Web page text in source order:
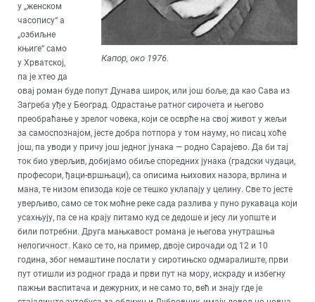
Капор, око 1976.
у „женском
часопису“ а
„озбиљне
књиге“ само
у Хрватској,
па је хтео да
овај роман буде попут Дунава широк, или још боље, да као Сава из
Загреба уђе у Београд. Одрастање ратног сирочета и његово
преобраћање у зрелог човека, који се осврће на свој живот у жељи
за самоспознајом, јесте добра потпора у том науму, но писац хоће
још, па уводи у причу још једног јунака — родно Сарајево. Да би тај
ток био уверљив, добијамо обиље споредних јунака (градски чудаци,
професори, ђаци-вршњаци), са описима њихових назора, врлина и
мана, те низом епизода које се тешко уклапају у целину. Све то јесте
уверљиво, само се ток моћне реке сада разлива у пуно рукаваца који
усахњују, па се на крају питамо куд се дедоше и јесу ли уопште и
били потребни. Друга мањкавост романа је његова унутрашња
нелогичност. Како се то, на пример, двоје сирочади од 12 и 10
година, због немаштине послати у сиротињско одмаралиште, први
пут отишли из родног града и први пут на мору, искраду и избегну
пажњи васпитача и дежурних, и не само то, већ и знају где је